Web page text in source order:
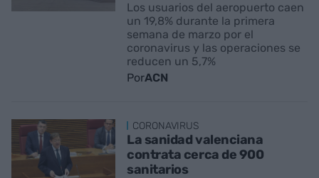
Los usuarios del aeropuerto caen
un 19,8% durante la primera
semana de marzo por el
coronavirus y las operaciones se
reducen un 5,7%
PorACN
CORONAVIRUS
La sanidad valenciana
contrata cerca de 900
sanitarios